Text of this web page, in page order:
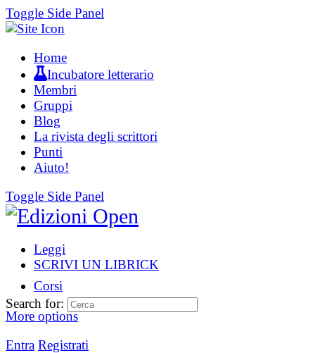
Toggle Side Panel
Home
Incubatore letterario
Membri
Gruppi
Blog
La rivista degli scrittori
Punti
Aiuto!
Toggle Side Panel
Leggi
SCRIVI UN LIBRICK
Corsi
More options
Entra Registrati
Search for: